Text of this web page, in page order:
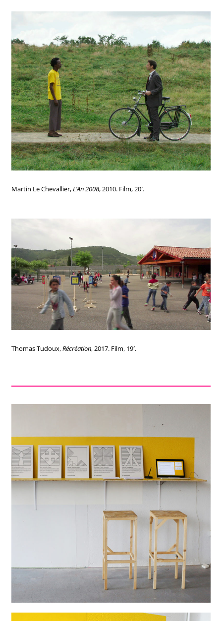
Martin Le Chevallier,L’An 2008, 2010. Film, 20′.
Thomas Tudoux,Récréation, 2017. Film, 19′.